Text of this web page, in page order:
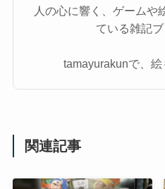
人の心に響く、ゲームや
ている雑記ブ
tamayurakunで、絵
関連記事